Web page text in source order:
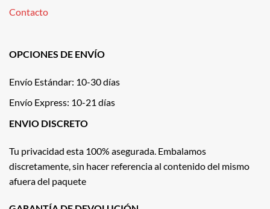
Contacto
OPCIONES DE ENVÍO
Envío Estándar: 10-30 días
Envío Express: 10-21 días
ENVIO DISCRETO
Tu privacidad esta 100% asegurada. Embalamos
discretamente, sin hacer referencia al contenido del mismo
afuera del paquete